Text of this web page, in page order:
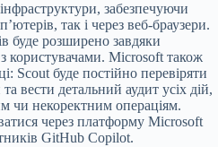
забезпечуючи
так і через веб-браузери.
буде розширено завдяки
користувачами. Microsoft також
Scout буде постійно перевіряти
вести детальний аудит усіх дій,
чи некоректним операціям.
через платформу Microsoft
GitHub Copilot.